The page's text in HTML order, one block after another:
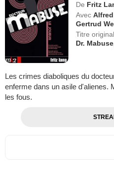
De Fritz
Avec
Gertrud
Titre original
Dr.
Les crimes diaboliques du
enferme dans un asile d'alienes.
les fous.